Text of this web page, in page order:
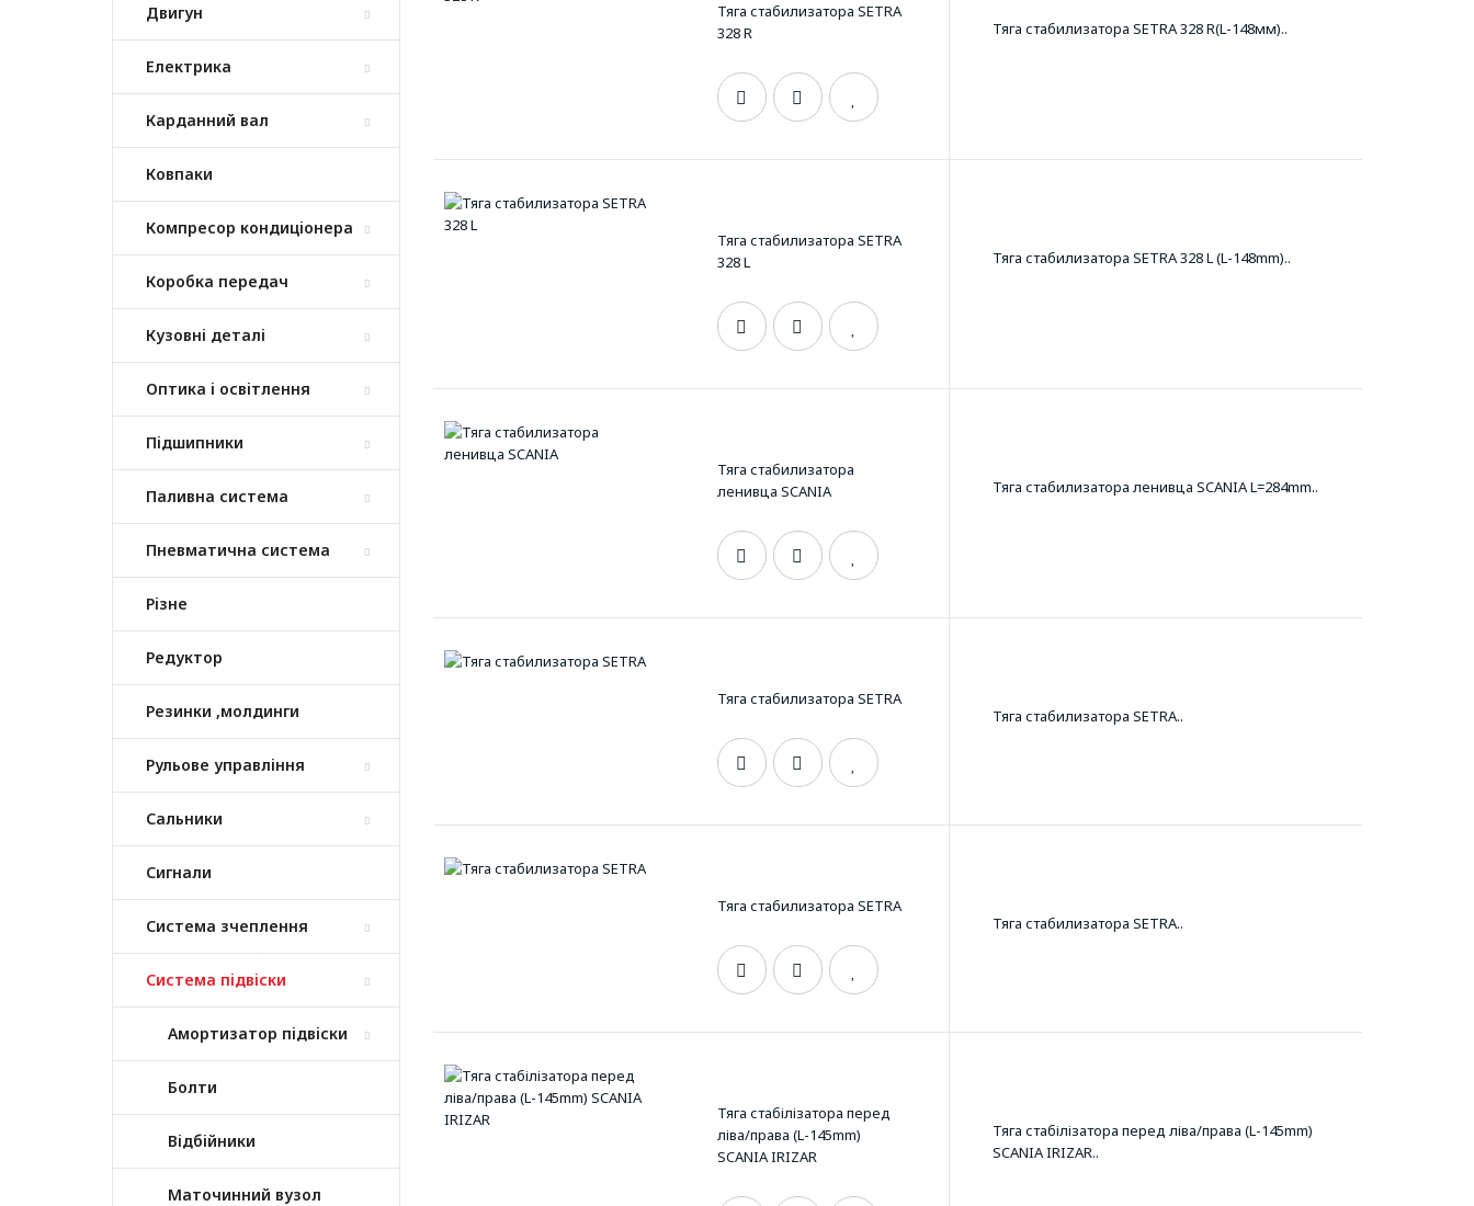
Двигун
Електрика
Карданний вал
Ковпаки
Компресор кондиціонера
Коробка передач
Кузовні деталі
Оптика і освітлення
Підшипники
Паливна система
Пневматична система
Різне
Редуктор
Резинки ,молдинги
Рульове управління
Сальники
Сигнали
Система зчеплення
Система підвіски
Амортизатор підвіски
Болти
Відбійники
Маточинний вузол
Тяга стабилизатора SETRA
328 R
Тяга стабилизатора SETRA 328 R(L-148мм)..
Тяга стабилизатора SETRA
328 L
Тяга стабилизатора SETRA 328 L (L-148mm)..
Тяга стабилизатора
ленивца SCANIA
Тяга стабилизатора ленивца SCANIA L=284mm..
Тяга стабилизатора SETRA
Тяга стабилизатора SETRA..
Тяга стабилизатора SETRA
Тяга стабилизатора SETRA..
Тяга стабілізатора перед
ліва/права (L-145mm)
SCANIA IRIZAR
Тяга стабілізатора перед ліва/права (L-145mm)
SCANIA IRIZAR..